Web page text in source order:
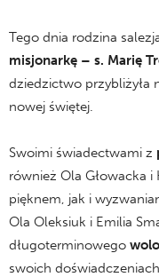
Tego dnia rodzina
misjonarkę – s. Marię
dziedzictwo przybliżyła
nowej świętej.
Swoimi świadectwami z
również Ola Głowacka
pięknem, jak i
Ola Oleksiuk i Emilia
długoterminowego
swoich